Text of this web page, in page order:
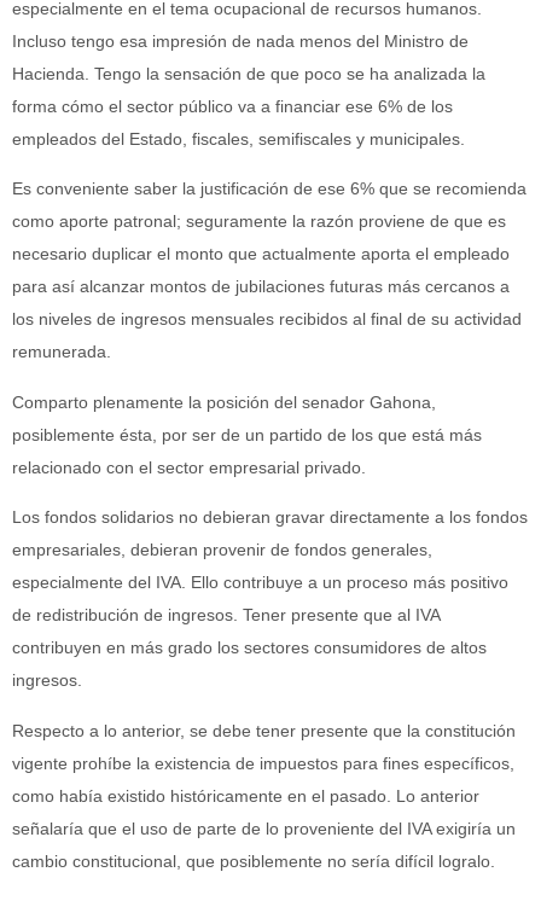
especialmente en el tema ocupacional de recursos humanos.
Incluso tengo esa impresión de nada menos del Ministro de
Hacienda. Tengo la sensación de que poco se ha analizada la
forma cómo el sector público va a financiar ese 6% de los
empleados del Estado, fiscales, semifiscales y municipales.
Es conveniente saber la justificación de ese 6% que se recomienda
como aporte patronal; seguramente la razón proviene de que es
necesario duplicar el monto que actualmente aporta el empleado
para así alcanzar montos de jubilaciones futuras más cercanos a
los niveles de ingresos mensuales recibidos al final de su actividad
remunerada.
Comparto plenamente la posición del senador Gahona,
posiblemente ésta, por ser de un partido de los que está más
relacionado con el sector empresarial privado.
Los fondos solidarios no debieran gravar directamente a los fondos
empresariales, debieran provenir de fondos generales,
especialmente del IVA. Ello contribuye a un proceso más positivo
de redistribución de ingresos. Tener presente que al IVA
contribuyen en más grado los sectores consumidores de altos
ingresos.
Respecto a lo anterior, se debe tener presente que la constitución
vigente prohíbe la existencia de impuestos para fines específicos,
como había existido históricamente en el pasado. Lo anterior
señalaría que el uso de parte de lo proveniente del IVA exigiría un
cambio constitucional, que posiblemente no sería difícil logralo.